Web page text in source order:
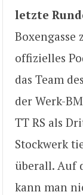
letzte
Boxengasse
offizielles
das Team
der Werk-
TT RS als
Stockwerk
überall. Auf
kann man